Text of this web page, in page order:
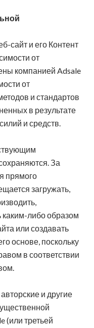
сайт и его Контент
от
компанией Adsale
от
и стандартов
в результате
и средств.
За
прямого
загружать,
каким-либо образом
или создавать
основе, поскольку
в соответствии
и другие
(или третьей